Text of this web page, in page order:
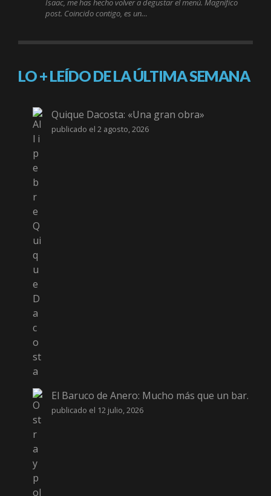
Isaac, me has hecho volver a degustar el menú. Magnífico
post. Coincido contigo, es un…
LO + LEÍDO DE LA ÚLTIMA SEMANA
Quique Dacosta: «Una gran obra»
publicado el 2 agosto, 2026
El Baruco de Anero: Mucho más que un bar.
publicado el 12 julio, 2026